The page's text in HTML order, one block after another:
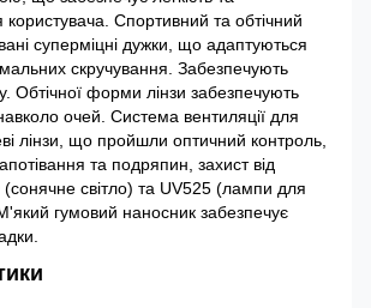
користувача. Спортивний та обтічний
суперміцні дужки, що адаптуються
скручування. Забезпечують
Обтічної форми лінзи забезпечують
очей. Система вентиляції для
лінзи, що пройшли оптичний контроль,
та подряпин, захист від
світло) та UV525 (лампи для
гумовий наносник забезпечує